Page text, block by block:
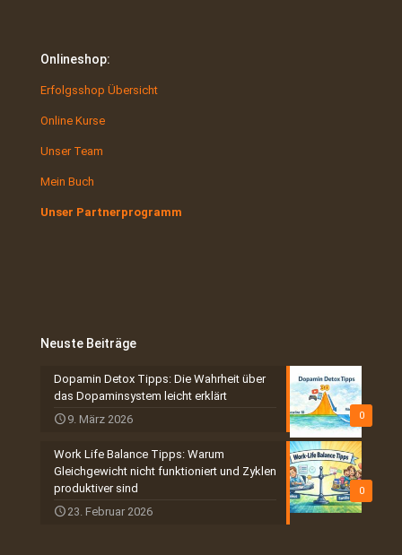
Onlineshop:
Erfolgsshop Übersicht
Online Kurse
Unser Team
Mein Buch
Unser Partnerprogramm
Neuste Beiträge
0
Dopamin Detox Tipps: Die Wahrheit über
das Dopaminsystem leicht erklärt
9. März 2026
0
Work Life Balance Tipps: Warum
Gleichgewicht nicht funktioniert und Zyklen
produktiver sind
23. Februar 2026